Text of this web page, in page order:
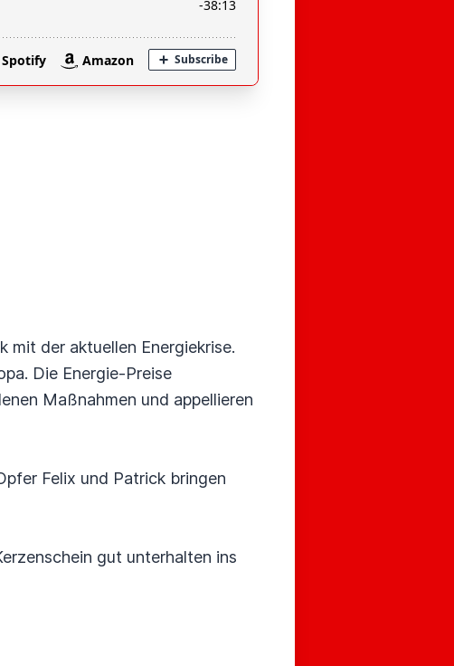
mit der aktuellen Energiekrise.
Die Energie-Preise
Maßnahmen und appellieren
Felix und Patrick bringen
gut unterhalten ins